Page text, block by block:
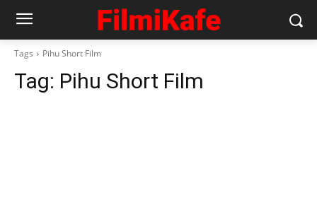
Tags Pihu Short Film
Tag: Pihu Short Film